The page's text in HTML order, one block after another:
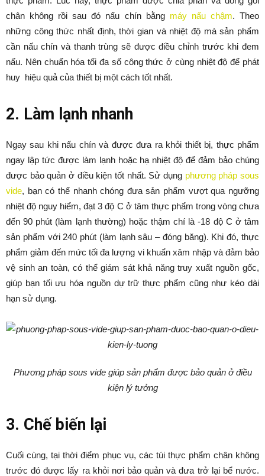
chân không rồi sau đó nấu chín bằng máy nấu chậm. Theo
những công thức nhất định, thời gian và nhiệt độ mà sản phẩm
cần nấu chín và thanh trùng sẽ được điều chỉnh trước khi đem
nấu. Nên chuẩn hóa tối đa số công thức ở cùng nhiệt độ để phát
huy hiệu quả của thiết bị một cách tốt nhất.
2. Làm lạnh nhanh
Ngay sau khi nấu chín và được đưa ra khỏi thiết bị, thực phẩm
ngay lập tức được làm lạnh hoặc hạ nhiệt độ để đảm bảo chúng
được bảo quản ở điều kiện tốt nhất. Sử dụng phương pháp sous
vide, bạn có thể nhanh chóng đưa sản phẩm vượt qua ngưỡng
nhiệt độ nguy hiểm, đạt 3 độ C ở tâm thực phẩm trong vòng chưa
đến 90 phút (làm lạnh thường) hoặc thậm chí là -18 độ C ở tâm
sản phẩm với 240 phút (làm lạnh sâu – đóng băng). Khi đó, thực
phẩm giảm đến mức tối đa lượng vi khuẩn xâm nhập và đảm bảo
vệ sinh an toàn, có thể giám sát khả năng truy xuất nguồn gốc,
giúp bạn tối ưu hóa nguồn dự trữ thực phẩm cũng như kéo dài
hạn sử dụng.
Phương pháp sous vide giúp sản phẩm được bảo quản ở điều
kiện lý tưởng
3. Chế biến lại
Cuối cùng, tại thời điểm phục vụ, các túi thực phẩm chân không
trước đó được lấy ra khỏi nơi bảo quản và đưa trở lại bể nước.